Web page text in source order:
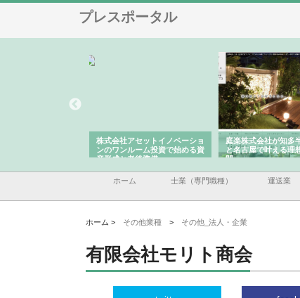
プレスポータル
株式会社アセットイノベーショ
ンのワンルーム投資で始める資
産形成と老後準備
庭楽株式会社が知多
と名古屋で叶える理
間
ホーム 士業（専門職種） 運送業
ホーム > その他業種 > その他_法人・企業
有限会社モリト商会